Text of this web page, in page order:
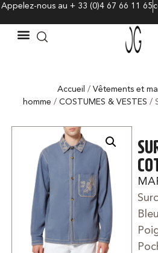
Appelez-nous au + 33 (0)4 67 66 11 65
Accueil /Vêtements et
homme / COSTUMES & VESTES /